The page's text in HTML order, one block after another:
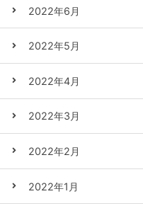
2022年6月
2022年5月
2022年4月
2022年3月
2022年2月
2022年1月